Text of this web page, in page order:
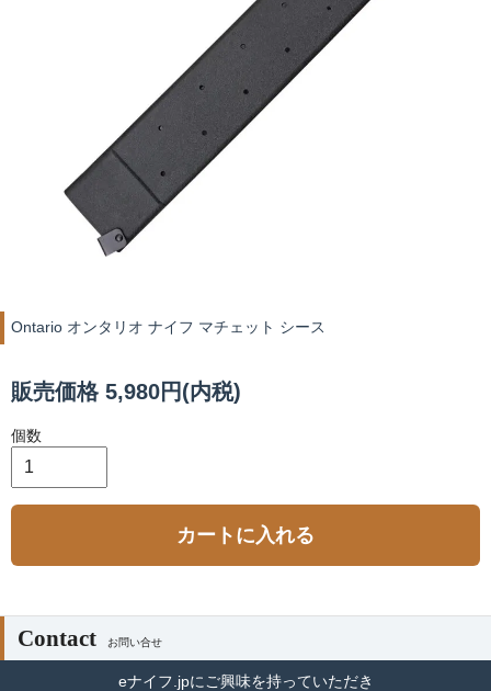
Ontario オンタリオ ナイフ マチェット シース
販売価格 5,980円(内税)
個数
カートに入れる
Contact お問い合せ
eナイフ.jpにご興味を持っていただき